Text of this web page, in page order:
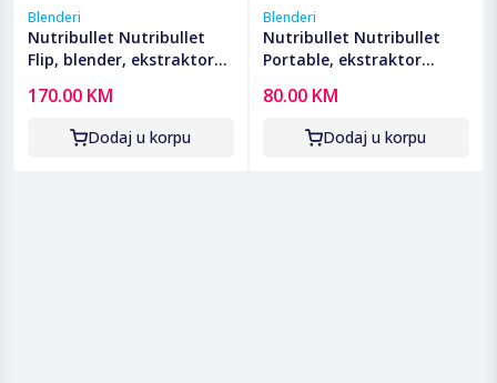
Blenderi
Nutribullet Nutribullet
Flip, blender, ekstraktor
NBP016B FLIP
170.00 KM
Dodaj u korpu
Blenderi
Nutribullet Nutribullet
Portable, ekstraktor
- NBP003PA-MC
80.00 KM
Dodaj u korpu